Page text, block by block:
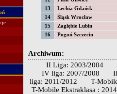
13
Lechia Gdańsk
14
Śląsk Wrocław
15
Zagłębie Lubin
16
Pogoń Szczecin
Archiwum:
II Liga: 2003/2004
IV liga: 2007/2008
liga: 2011/2012
T-
T-Mobile Ekstraklasa :